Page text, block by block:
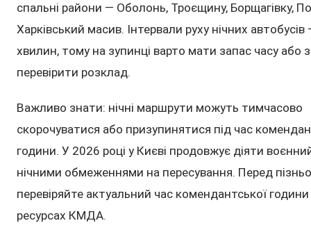
спальні райони — Оболонь, Троєщину, Борщагівку,
Харківський масив. Інтервали руху нічних
хвилин, тому на зупинці варто мати запас часу або
перевірити розклад.
Важливо знати: нічні маршрути можуть тимчасово
скорочуватися або призупинятися під час
години. У 2026 році у Києві продовжує діяти
нічними обмеженнями на пересування. Перед
перевіряйте актуальний час комендантської
ресурсах КМДА.